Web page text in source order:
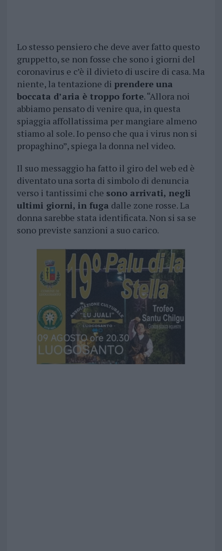
Lo stesso pensiero che deve aver fatto questo
gruppetto, se non fosse che sono i giorni del
coronavirus e c’è il divieto di uscire di casa. Ma
niente, la tentazione di prendere una
boccata d’aria è troppo forte. “Allora noi
abbiamo pensato di venire qua, in questa
spiaggia affollatissima per mangiare almeno
stiamo al sole. Io penso che qua i virus non si
propaghino”, spiega la donna nel video.
Il suo messaggio ha fatto il giro del web ed è
diventato una sorta di simbolo di denuncia
verso i tantissimi che sono arrivati, negli
ultimi giorni, in fuga dalle zone rosse. La
donna sarebbe stata identificata. Non si sa se
sono previste sanzioni a suo carico.